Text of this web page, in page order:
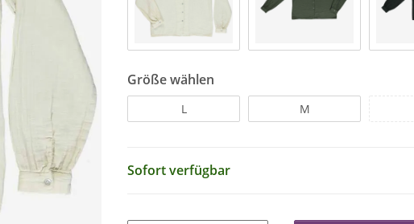
Größe wählen
L M
Sofort verfügbar